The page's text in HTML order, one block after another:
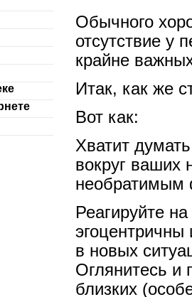
Обычного
отсутствие у
крайне
Итак, как же
Вот как:
Хватит
вокруг ваших
необратимым
Реагируйте
в новых
Оглянитесь и
близких